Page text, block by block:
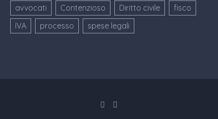
avvocati Contenzioso Diritto civile
fisco
IVA
processo spese legali